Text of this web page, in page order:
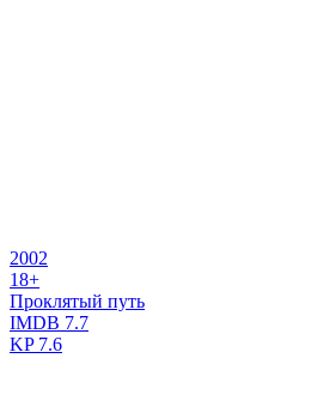
2002
18+
Проклятый путь
IMDB 7.7
KP7.6